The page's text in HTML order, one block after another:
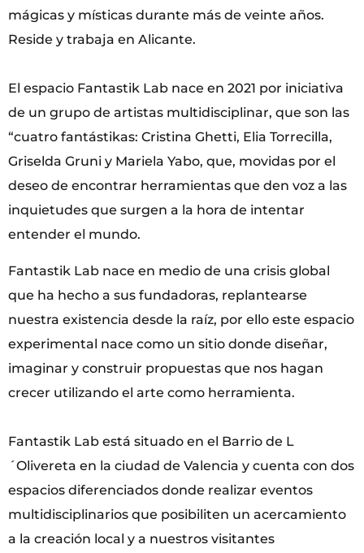
mágicas y místicas durante más de veinte años.
Reside y trabaja en Alicante.
El espacio Fantastik Lab nace en 2021 por iniciativa
de un grupo de artistas multidisciplinar, que son las
“cuatro fantástikas: Cristina Ghetti, Elia Torrecilla,
Griselda Gruni y Mariela Yabo, que, movidas por el
deseo de encontrar herramientas que den voz a las
inquietudes que surgen a la hora de intentar
entender el mundo.
Fantastik Lab nace en medio de una crisis global
que ha hecho a sus fundadoras, replantearse
nuestra existencia desde la raíz, por ello este espacio
experimental nace como un sitio donde diseñar,
imaginar y construir propuestas que nos hagan
crecer utilizando el arte como herramienta.
Fantastik Lab está situado en el Barrio de L
´Olivereta en la ciudad de Valencia y cuenta con dos
espacios diferenciados donde realizar eventos
multidisciplinarios que posibiliten un acercamiento
a la creación local y a nuestros visitantes